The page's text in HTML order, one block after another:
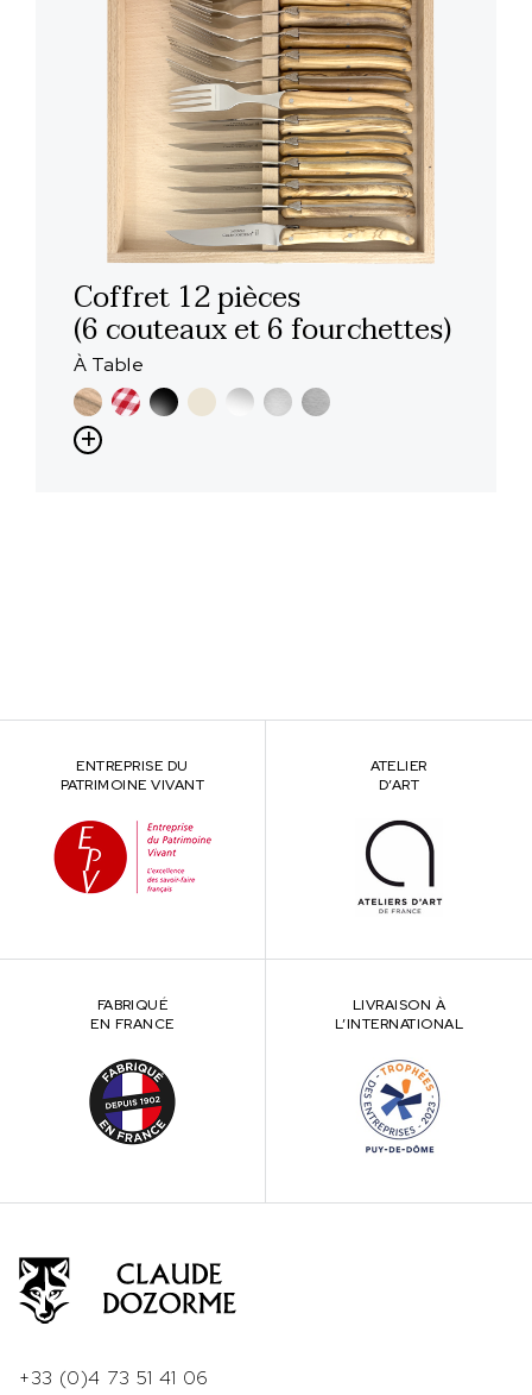
Coffret 12 pièces
(6 couteaux et 6 fourchettes)
À Table
ENTREPRISE DU
PATRIMOINE VIVANT
ATELIER
D’ART
FABRIQUÉ
EN FRANCE
LIVRAISON À
L’INTERNATIONAL
+33 (0)4 73 51 41 06